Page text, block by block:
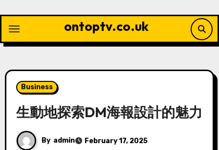
content
ontoptv.co.uk
Business
生動地探索DM海報設計的魅力
By admin February 17, 2025